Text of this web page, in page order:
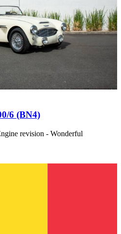
6 (BN4)
revision - Wonderful